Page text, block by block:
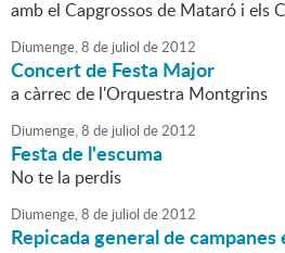
amb el Capgrossos de Mataró i els
Diumenge,8 de juliol de2012
Concert de Festa Major
a càrrec de l'Orquestra Montgrins
Diumenge,8 de juliol de2012
Festa de l'escuma
No te la perdis
Diumenge,8 de juliol de2012
Repicada general de